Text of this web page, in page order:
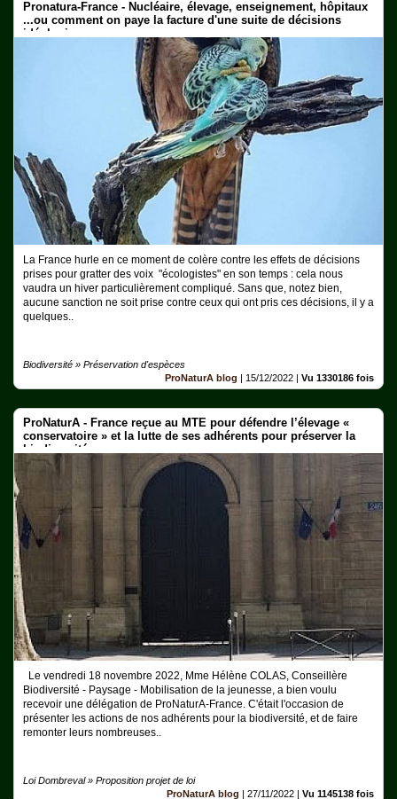
Pronatura-France - Nucléaire, élevage, enseignement, hôpitaux
...ou comment on paye la facture d'une suite de décisions
idéologiques.
La France hurle en ce moment de colère contre les effets de décisions
prises pour gratter des voix "écologistes" en son temps : cela nous
vaudra un hiver particulièrement compliqué. Sans que, notez bien,
aucune sanction ne soit prise contre ceux qui ont pris ces décisions, il y a
quelques..
Biodiversité » Préservation d'espèces
ProNaturA blog | 15/12/2022 | Vu 1330186 fois
ProNaturA - France reçue au MTE pour défendre l’élevage «
conservatoire » et la lutte de ses adhérents pour préserver la
biodiversité.
Le vendredi 18 novembre 2022, Mme Hélène COLAS, Conseillère
Biodiversité - Paysage - Mobilisation de la jeunesse, a bien voulu
recevoir une délégation de ProNaturA-France. C'était l'occasion de
présenter les actions de nos adhérents pour la biodiversité, et de faire
remonter leurs nombreuses..
Loi Dombreval » Proposition projet de loi
ProNaturA blog | 27/11/2022 | Vu 1145138 fois